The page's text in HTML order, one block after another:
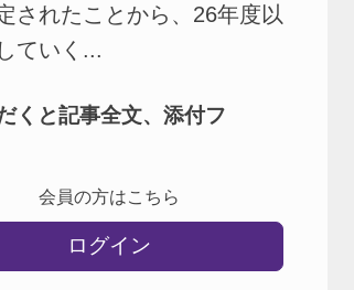
されたことから、26年度以
ていく...
くと記事全文、添付フ
会員の方はこちら
ログイン